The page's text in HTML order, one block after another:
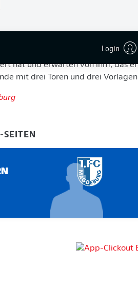
Login
und seit längerem vom Verein
der erfolgten Verabschiedung kam
hat und erwarten von ihm, das
mit drei Toren und drei